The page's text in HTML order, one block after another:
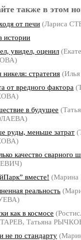
также в этом
от печи (Лариса
истории
увидел, оценил
стратегия
от вредного фактора
в будущее
руды, меньше затрат
качество сварного
вместе!
реальность
как в космосе
Татьяна
не по стандарту